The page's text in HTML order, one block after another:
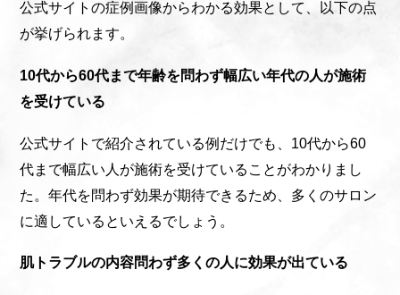
公式サイトの症例画像からわかる効果として、以下の点
が挙げられます。
10代から60代まで年齢を問わず幅広い年代の人が施術
を受けている
公式サイトで紹介されている例だけでも、10代から60
代まで幅広い人が施術を受けていることがわかりまし
た。年代を問わず効果が期待できるため、多くのサロン
に適しているといえるでしょう。
肌トラブルの内容問わず多くの人に効果が出ている